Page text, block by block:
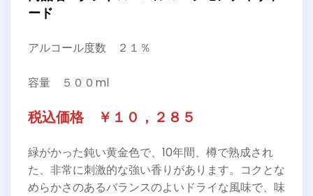
ード
アルコール度数 ２１％
容量 ５００ml
税込価格 ￥１０，２８５
緑がかった鈍い黄金色で、10年間、樽で熟成され
た、非常に刺激的な強い香りがあります。コクとな
めらかさのあるバランスのよいドライな風味で、味